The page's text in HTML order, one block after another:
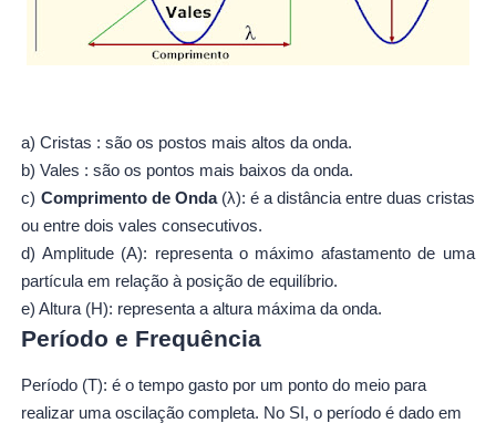
a) Cristas : são os postos mais altos da onda.
b) Vales : são os pontos mais baixos da onda.
c) Comprimento de Onda(λ): é a distância entre duas cristas
ou entre dois vales consecutivos.
d) Amplitude (A): representa o máximo afastamento de uma
partícula em relação à posição de equilíbrio.
e) Altura (H): representa a altura máxima da onda.
Período e Frequência
Período (T): é o tempo gasto por um ponto do meio para
realizar uma oscilação completa. No SI, o período é dado em